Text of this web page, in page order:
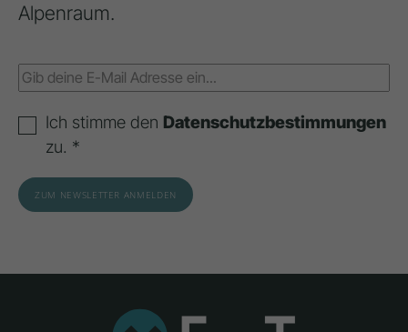
Alpenraum.
Ich stimme den Datenschutzbestimmungen
zu. *